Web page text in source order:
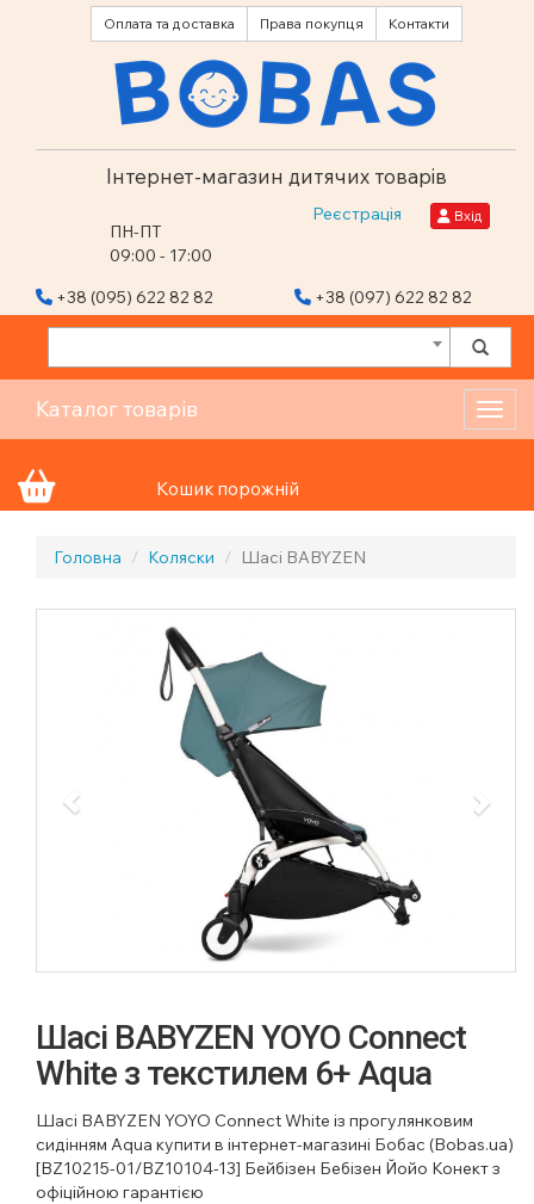
Оплата та доставка Права покупця Контакти
Інтернет-магазин дитячих товарів
ПН-ПТ
09:00 - 17:00
Реєстрація Вхід
+38 (095) 622 82 82 +38 (097) 622 82 82
Каталог товарів
Кошик порожній
Головна Коляски Шасі BABYZEN
Previous
Шасі BABYZEN YOYO Connect
White з текстилем 6+ Aqua
Шасі BABYZEN YOYO Connect White із прогулянковим
сидінням Aqua купити в інтернет-магазині Бобас (Bobas.ua)
[BZ10215-01/BZ10104-13] Бейбізен Бебізен Йойо Конект з
офіційною гарантією